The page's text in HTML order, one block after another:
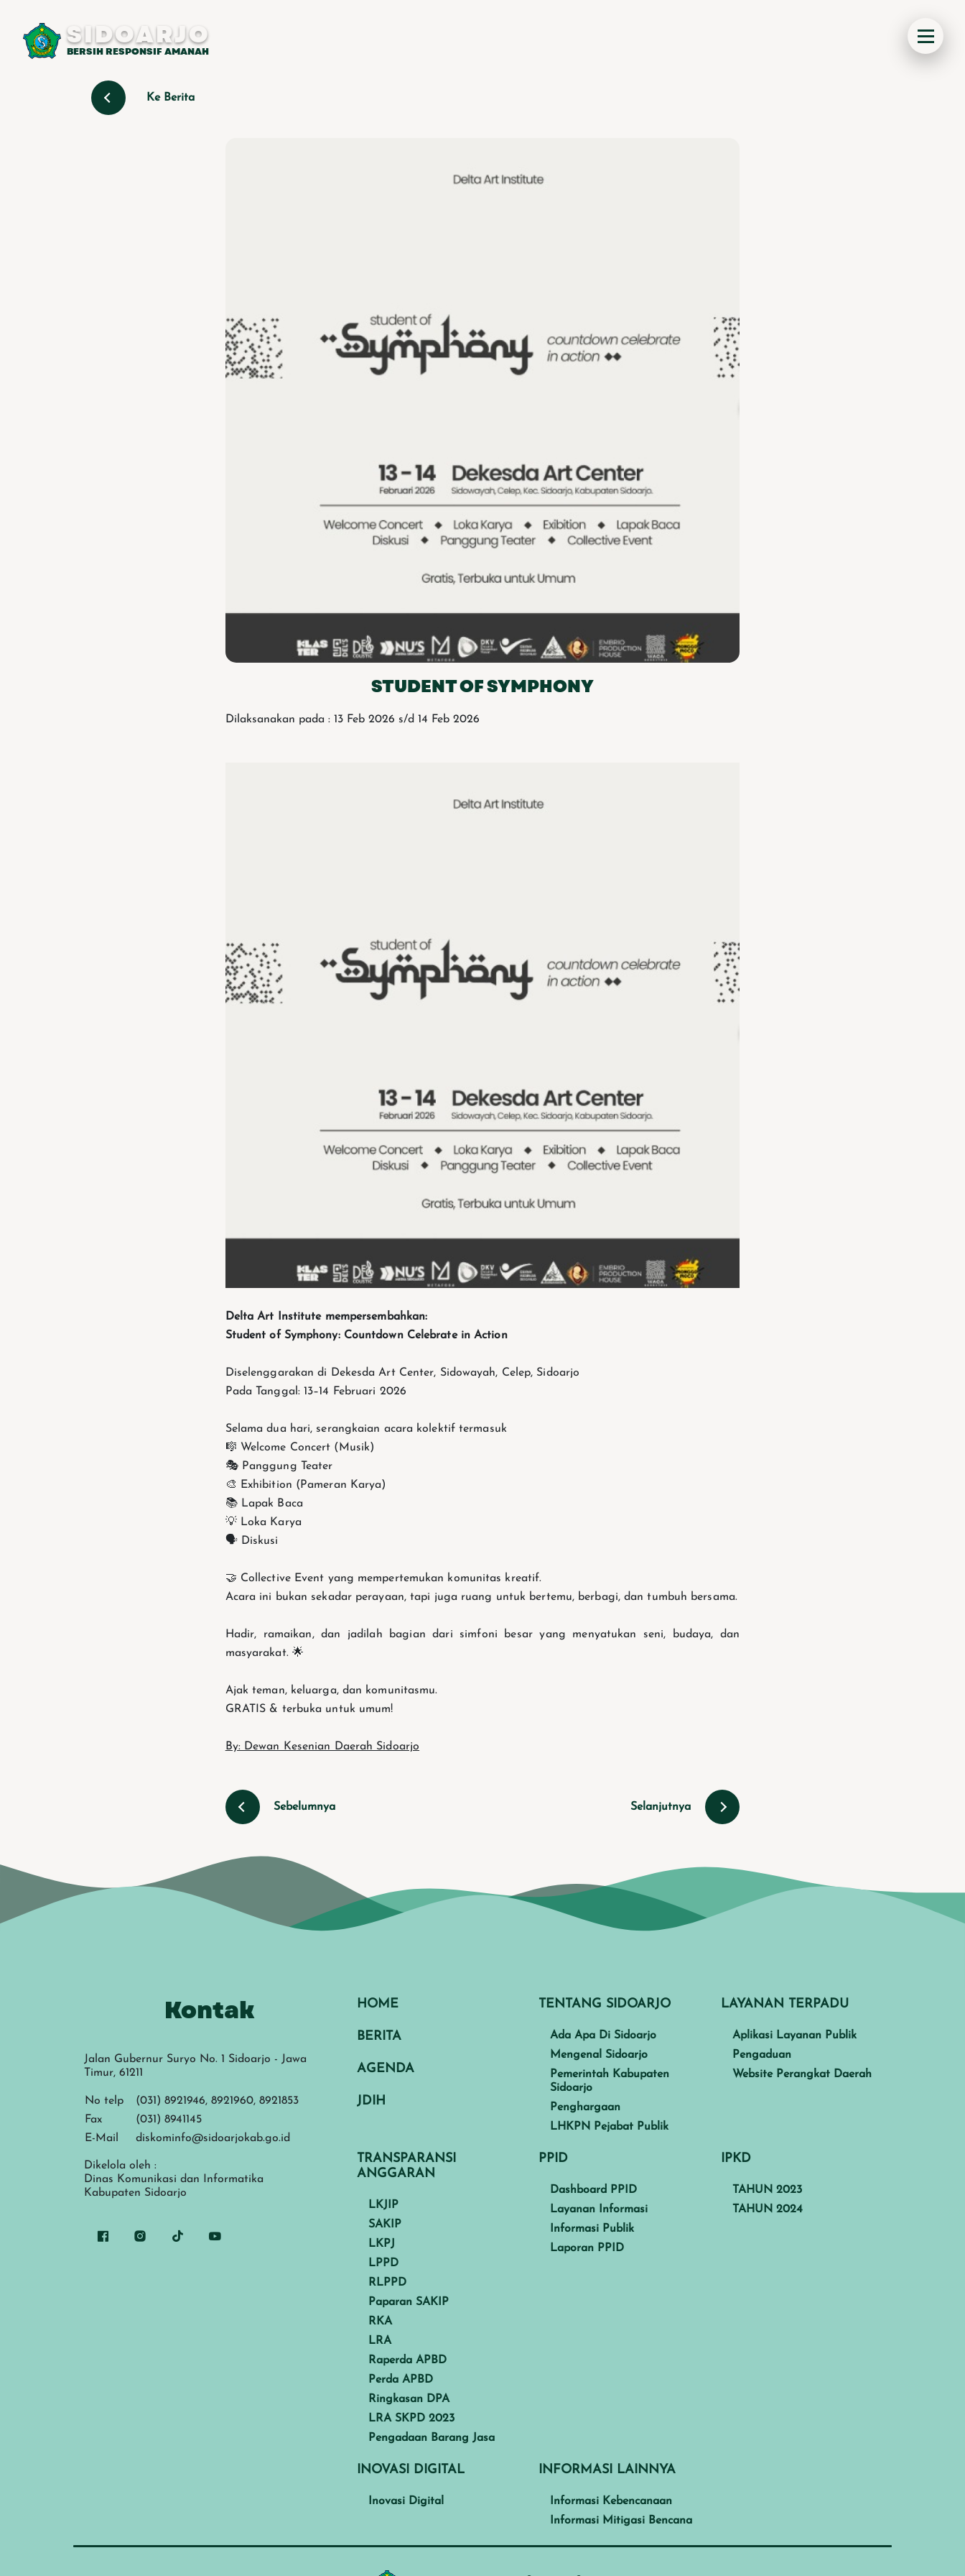
SIDOARJO
BERSIH RESPONSIF AMANAH
Ke Berita
STUDENT OF SYMPHONY
Dilaksanakan pada : 13 Feb 2026 s/d 14 Feb 2026
Delta Art Institute mempersembahkan:
Student of Symphony: Countdown Celebrate in Action
Diselenggarakan di Dekesda Art Center, Sidowayah, Celep, Sidoarjo
Pada Tanggal: 13–14 Februari 2026
Selama dua hari, serangkaian acara kolektif termasuk
🎼 Welcome Concert (Musik)
🎭 Panggung Teater
🎨 Exhibition (Pameran Karya)
📚 Lapak Baca
💡 Loka Karya
🗣 Diskusi
🤝 Collective Event yang mempertemukan komunitas kreatif.
Acara ini bukan sekadar perayaan, tapi juga ruang untuk bertemu, berbagi, dan tumbuh bersama.
Hadir, ramaikan, dan jadilah bagian dari simfoni besar yang menyatukan seni, budaya, dan
masyarakat. 🌟
Ajak teman, keluarga, dan komunitasmu.
GRATIS & terbuka untuk umum!
By: Dewan Kesenian Daerah Sidoarjo
Sebelumnya Selanjutnya
Kontak
Jalan Gubernur Suryo No. 1 Sidoarjo - Jawa
Timur, 61211
No telp
(031) 8921946, 8921960, 8921853
Fax
(031) 8941145
E-Mail
diskominfo@sidoarjokab.go.id
Dikelola oleh :
Dinas Komunikasi dan Informatika
Kabupaten Sidoarjo
HOME
BERITA
AGENDA
JDIH
TENTANG SIDOARJO
Ada Apa Di Sidoarjo
Mengenal Sidoarjo
Pemerintah Kabupaten
Sidoarjo
Penghargaan
LHKPN Pejabat Publik
LAYANAN TERPADU
Aplikasi Layanan Publik
Pengaduan
Website Perangkat Daerah
TRANSPARANSI
ANGGARAN
LKJIP
SAKIP
LKPJ
LPPD
RLPPD
Paparan SAKIP
RKA
LRA
Raperda APBD
Perda APBD
Ringkasan DPA
LRA SKPD 2023
Pengadaan Barang Jasa
PPID
Dashboard PPID
Layanan Informasi
Informasi Publik
Laporan PPID
IPKD
TAHUN 2023
TAHUN 2024
INOVASI DIGITAL
Inovasi Digital
INFORMASI LAINNYA
Informasi Kebencanaan
Informasi Mitigasi Bencana